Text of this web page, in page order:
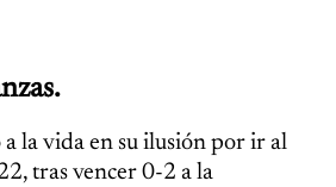
la vida en su ilusión por ir al
tras vencer 0-2 a la